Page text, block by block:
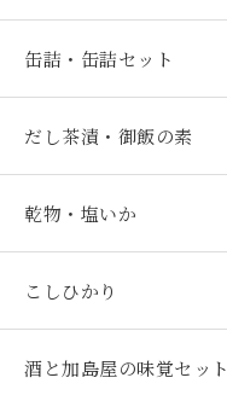
缶詰・缶詰セット
だし茶漬・御飯の素
乾物・塩いか
こしひかり
酒と加島屋の味覚セット